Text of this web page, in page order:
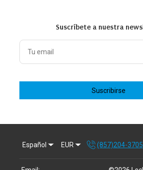
Suscríbete a nuestra
Suscribirse
Español EUR (857)204-3705